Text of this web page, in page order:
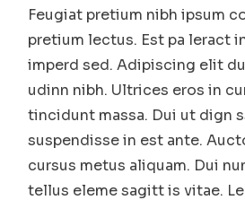
Feugiat pretium nibh ipsum
pretium lectus. Est pa leract
imperd sed. Adipiscing elit
udinn nibh. Ultrices eros in
tincidunt massa. Dui ut dign
suspendisse in est ante.
cursus metus aliquam. Dui
tellus eleme sagitt is vitae.